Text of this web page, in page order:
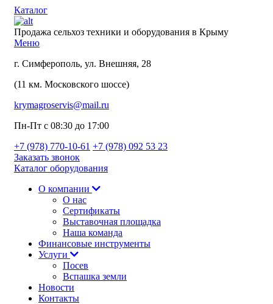
Каталог
Продажа сельхоз техники и оборудования в Крыму
Меню
г. Симферополь, ул. Внешняя, 28
(11 км. Московского шоссе)
krymagroservis@mail.ru
Пн-Пт с 08:30 до 17:00
+7 (978) 770-10-61 +7 (978) 092 53 23
Заказать звонок
Каталог оборудования
О компании
О нас
Сертификаты
Выставочная площадка
Наша команда
Финансовые инструменты
Услуги
Посев
Вспашка земли
Новости
Контакты